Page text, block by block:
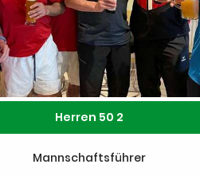
Herren 50 2
Mannschaftsführer